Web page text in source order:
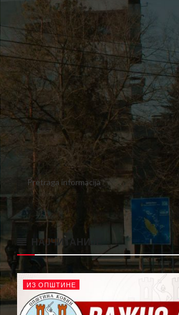
7 9 12
14 15 16 17 18
21 22 23 24 25 26 27
28 29 30
31
« sep
nov »
< class="widget-title">ПРОНАЂИТЕ
НАЈЧИТАНИЈЕ
ИЗ ОПШТИНЕ